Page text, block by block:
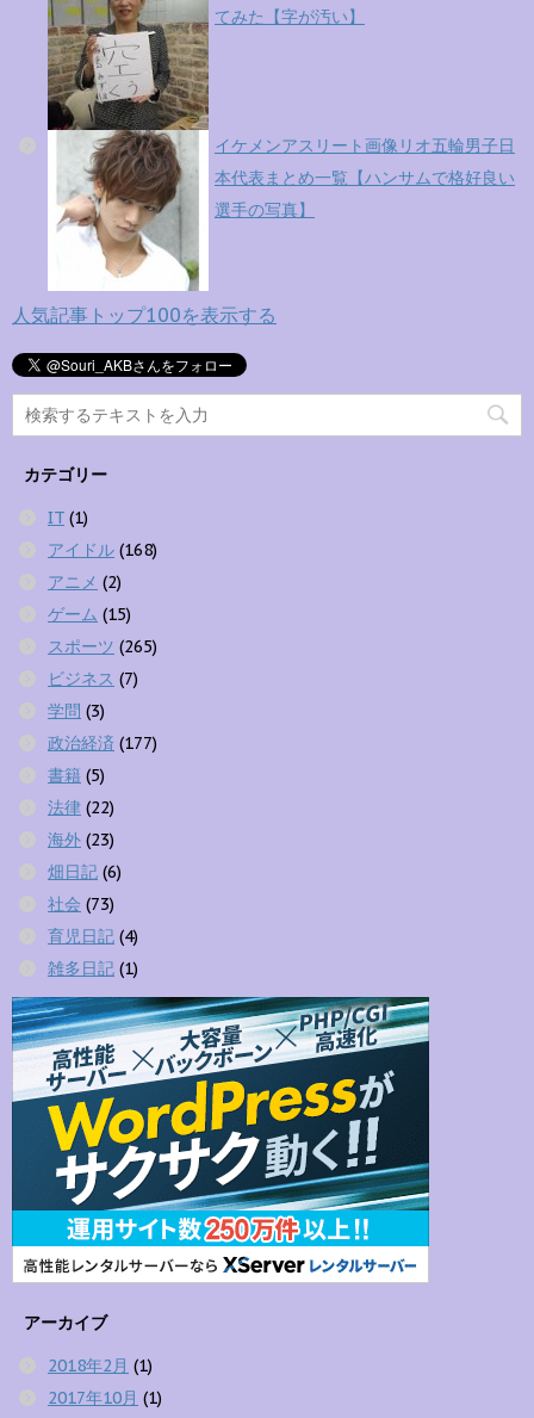
てみた【字が汚い】
イケメンアスリート画像リオ五輪男子日
本代表まとめ一覧【ハンサムで格好良い
選手の写真】
人気記事トップ100を表示する
カテゴリー
IT (1)
アイドル (168)
アニメ (2)
ゲーム (15)
スポーツ (265)
ビジネス (7)
学問 (3)
政治経済 (177)
書籍 (5)
法律 (22)
海外 (23)
畑日記 (6)
社会 (73)
育児日記 (4)
雑多日記 (1)
アーカイブ
2018年2月 (1)
2017年10月 (1)